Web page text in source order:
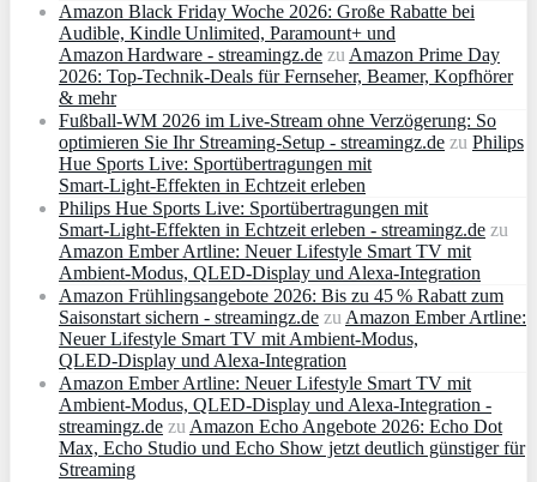
Amazon Black Friday Woche 2026: Große Rabatte bei
Audible, Kindle Unlimited, Paramount+ und
Amazon Hardware - streamingz.de zuAmazon Prime Day
2026: Top-Technik-Deals für Fernseher, Beamer, Kopfhörer
& mehr
Fußball-WM 2026 im Live-Stream ohne Verzögerung: So
optimieren Sie Ihr Streaming-Setup - streamingz.de zu Philips
Hue Sports Live: Sportübertragungen mit
Smart‑Light‑Effekten in Echtzeit erleben
Philips Hue Sports Live: Sportübertragungen mit
Smart‑Light‑Effekten in Echtzeit erleben - streamingz.de zu
Amazon Ember Artline: Neuer Lifestyle Smart TV mit
Ambient‑Modus, QLED‑Display und Alexa‑Integration
Amazon Frühlingsangebote 2026: Bis zu 45 % Rabatt zum
Saisonstart sichern - streamingz.de zuAmazon Ember Artline:
Neuer Lifestyle Smart TV mit Ambient‑Modus,
QLED‑Display und Alexa‑Integration
Amazon Ember Artline: Neuer Lifestyle Smart TV mit
Ambient‑Modus, QLED‑Display und Alexa‑Integration -
streamingz.de zuAmazon Echo Angebote 2026: Echo Dot
Max, Echo Studio und Echo Show jetzt deutlich günstiger für
Streaming